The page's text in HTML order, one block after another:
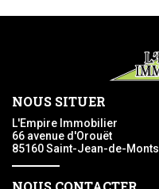
NOUS SITUER
L'Empire Immobilier
66 avenue d'Orouët
85160 Saint-Jean-de-Monts